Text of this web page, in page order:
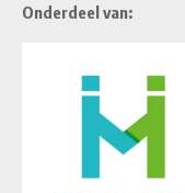
Onderdeel van: